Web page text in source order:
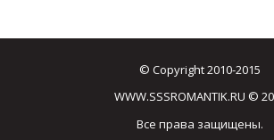
© Copyright 2010-2015
WWW.SSSROMANTIK.RU ©
Все права защищены.